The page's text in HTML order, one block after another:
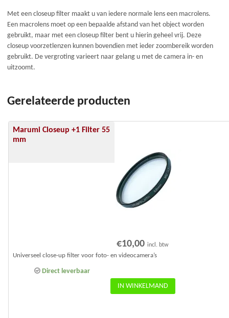
Met een closeup filter maakt u van iedere normale lens een macrolens.
Een macrolens moet op een bepaalde afstand van het object worden
gebruikt, maar met een closeup filter bent u hierin geheel vrij. Deze
closeup voorzetlenzen kunnen bovendien met ieder zoombereik worden
gebruikt. De vergroting varieert naar gelang u met de camera in- en
uitzoomt.
Gerelateerde producten
Marumi Closeup +1 Filter 55
mm
€10,00 incl. btw
Direct leverbaar
Universeel close-up filter voor foto- en videocamera’s
IN WINKELMAND